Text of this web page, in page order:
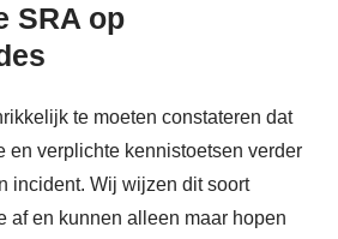
SRA op
te moeten constateren dat
en verplichte kennistoetsen verder
incident. Wij wijzen dit soort
af en kunnen alleen maar hopen